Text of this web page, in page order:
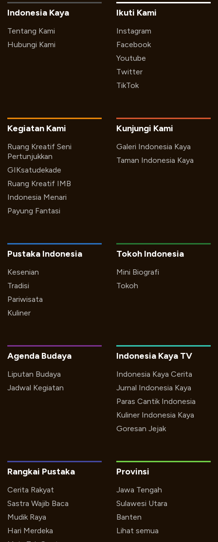
Indonesia Kaya
Tentang Kami
Hubungi Kami
Ikuti Kami
Instagram
Facebook
Youtube
Twitter
TikTok
Kegiatan Kami
Ruang Kreatif Seni
Pertunjukkan
GIKsatudekade
Ruang Kreatif IMB
Indonesia Menari
Payung Fantasi
Kunjungi Kami
Galeri Indonesia Kaya
Taman Indonesia Kaya
Pustaka Indonesia
Kesenian
Tradisi
Pariwisata
Kuliner
Tokoh Indonesia
Mini Biografi
Tokoh
Indonesia Kaya TV
Indonesia Kaya Cerita
Jurnal Indonesia Kaya
Paras Cantik Indonesia
Kuliner Indonesia Kaya
Goresan Jejak
Agenda Budaya
Liputan Budaya
Jadwal Kegiatan
Rangkai Pustaka
Cerita Rakyat
Sastra Wajib Baca
Mudik Raya
Hari Merdeka
Provinsi
Jawa Tengah
Sulawesi Utara
Banten
Lihat semua